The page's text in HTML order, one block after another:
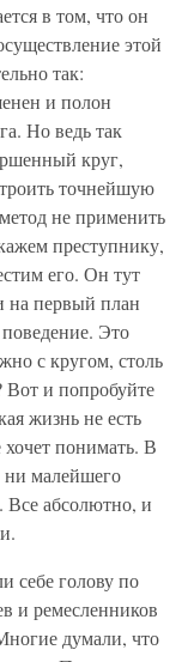
в том, что он
этой
так:
и полон
Но ведь так
круг,
точнейшую
не применить
преступнику,
его. Он тут
на первый план
Это
с кругом, столь
Вот и попробуйте
жизнь не есть
понимать. В
ни малейшего
Все абсолютно, и
себе голову по
и ремесленников
думали, что